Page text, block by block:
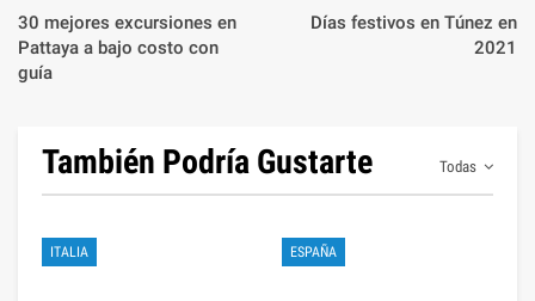
30 mejores excursiones en
Pattaya a bajo costo con
guía
Días festivos en Túnez en
2021
Todas
También Podría Gustarte
ITALIA ESPAÑA